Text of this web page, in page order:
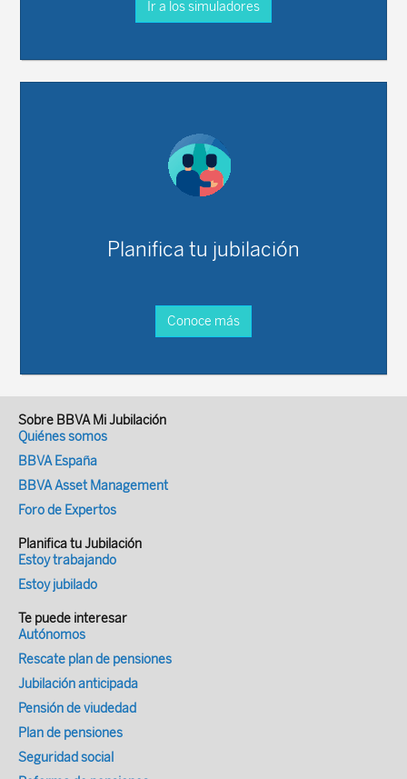
Ir a los simuladores
Planifica tu jubilación
Conoce más
Sobre BBVA Mi Jubilación
Quiénes somos
BBVA España
BBVA Asset Management
Foro de Expertos
Planifica tu Jubilación
Estoy trabajando
Estoy jubilado
Te puede interesar
Autónomos
Rescate plan de pensiones
Jubilación anticipada
Pensión de viudedad
Plan de pensiones
Seguridad social